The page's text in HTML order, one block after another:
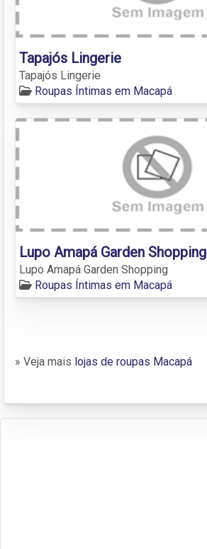
Tapajós Lingerie
Tapajós Lingerie
Roupas Íntimas em Macapá
Lupo Amapá Garden Shopping
Lupo Amapá Garden Shopping
Roupas Íntimas em Macapá
» Veja mais lojas de roupas Macapá